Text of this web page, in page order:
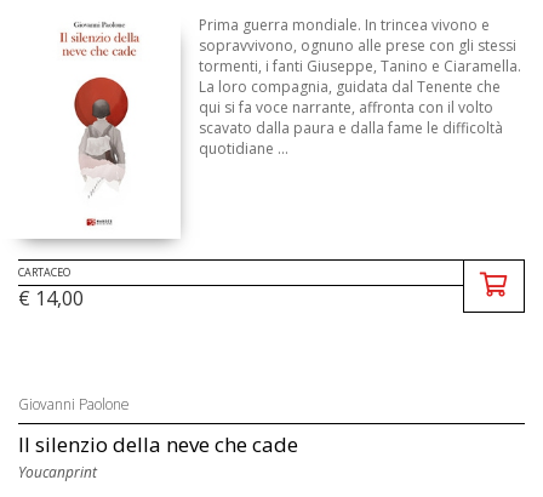
Prima guerra mondiale. In trincea vivono e
sopravvivono, ognuno alle prese con gli stessi
tormenti, i fanti Giuseppe, Tanino e Ciaramella.
La loro compagnia, guidata dal Tenente che
qui si fa voce narrante, affronta con il volto
scavato dalla paura e dalla fame le difficoltà
quotidiane ...
CARTACEO
€ 14,00
Giovanni Paolone
Il silenzio della neve che cade
Youcanprint